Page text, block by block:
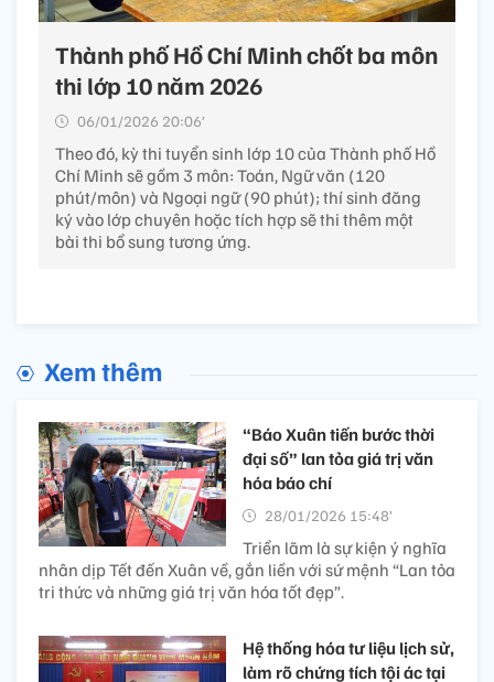
Thành phố Hồ Chí Minh chốt ba môn
thi lớp 10 năm 2026
06/01/2026 20:06’
Theo đó, kỳ thi tuyển sinh lớp 10 của Thành phố Hồ
Chí Minh sẽ gồm 3 môn: Toán, Ngữ văn (120
phút/môn) và Ngoại ngữ (90 phút); thí sinh đăng
ký vào lớp chuyên hoặc tích hợp sẽ thi thêm một
bài thi bổ sung tương ứng.
Xem thêm
“Báo Xuân tiến bước thời
đại số” lan tỏa giá trị văn
hóa báo chí
28/01/2026 15:48’
Triển lãm là sự kiện ý nghĩa
nhân dịp Tết đến Xuân về, gắn liền với sứ mệnh “Lan tỏa
tri thức và những giá trị văn hóa tốt đẹp”.
Hệ thống hóa tư liệu lịch sử,
làm rõ chứng tích tội ác tại